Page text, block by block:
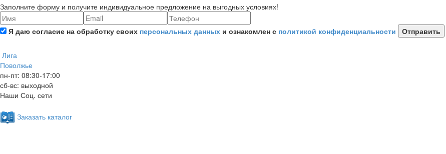
Заполните форму и получите индивидуальное предложение на выгодных условиях!
Я даю согласие на обработку своих персональных данных и ознакомлен с политикой конфиденциальности
Лига
Поволжье
пн-пт: 08:30-17:00
сб-вс: выходной
Наши Соц. сети
Заказать каталог